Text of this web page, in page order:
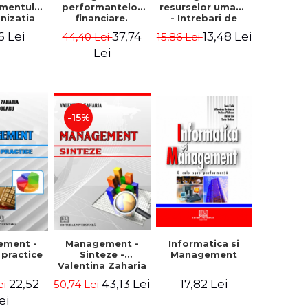
Lei
performantelor
financiare.
Modele.
Instrumente
44,40 Lei37,74
Lei
resurselor umane
- Intrebari de
grila
15,86 Lei13,48 Lei
-
22,52
-15%
Management -
Sinteze -
Valentina Zaharia
50,74 Lei43,13 Lei
Informatica si
Management
17,82 Lei